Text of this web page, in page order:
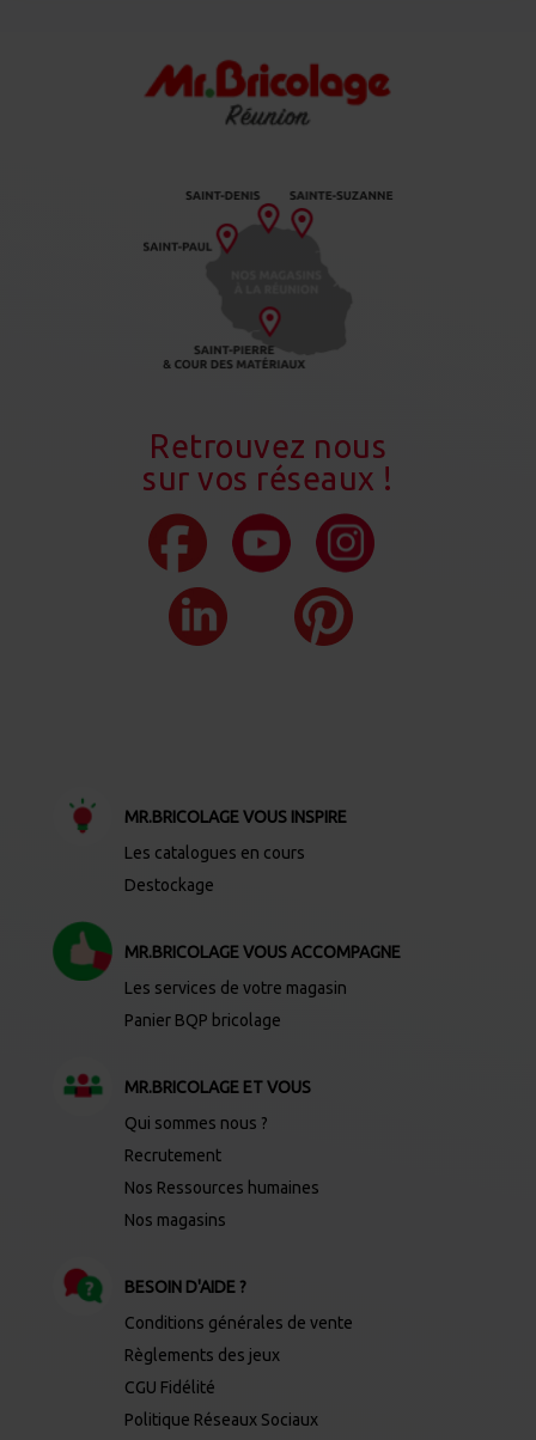
Retrouvez nous
sur vos réseaux !
MR.BRICOLAGE VOUS INSPIRE
Les catalogues en cours
Destockage
MR.BRICOLAGE VOUS ACCOMPAGNE
Les services de votre magasin
Panier BQP bricolage
MR.BRICOLAGE ET VOUS
Qui sommes nous ?
Recrutement
Nos Ressources humaines
Nos magasins
BESOIN D'AIDE ?
Conditions générales de vente
Règlements des jeux
CGU Fidélité
Politique Réseaux Sociaux